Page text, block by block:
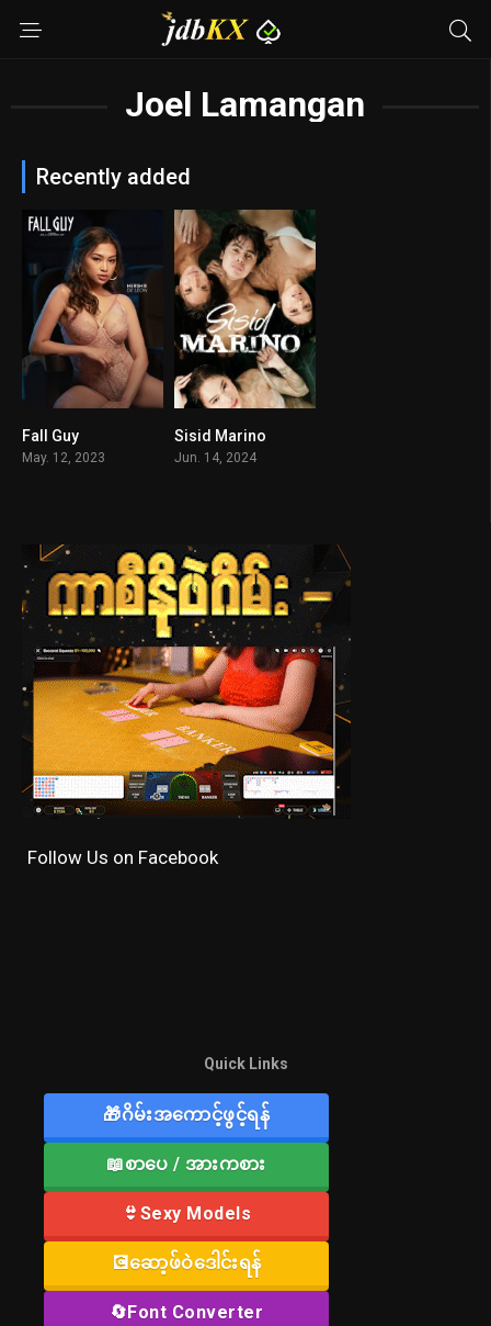
Joel Lamangan
Recently added
Fall Guy
May. 12, 2023
Sisid Marino
Jun. 14, 2024
Follow Us on Facebook
Quick Links
🎁ဂိမ်းအကောင့်ဖွင့်ရန်
📖စာပေ / အားကစား
👙Sexy Models
💽ဆော့ဖ်ဝဲဒေါင်းရန်
🔄Font Converter